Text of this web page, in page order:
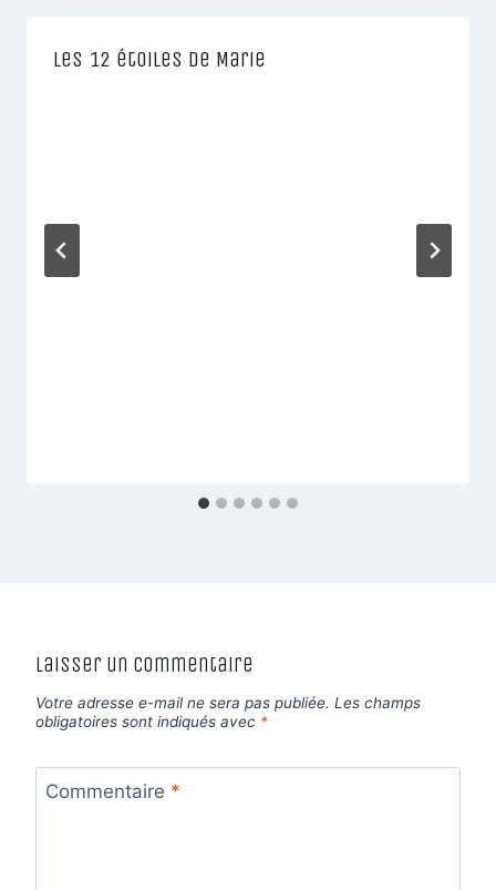
Les 12 étoiles de Marie
Laisser un commentaire
Votre adresse e-mail ne sera pas publiée. Les champs
obligatoires sont indiqués avec *
Commentaire *